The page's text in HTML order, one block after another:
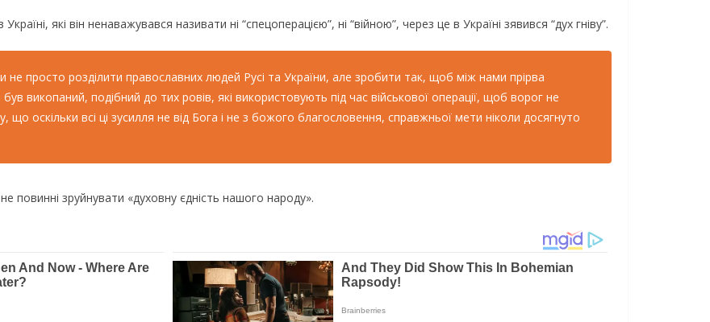
які він ненаважувався називати ні “спецоперацією”, ні “війною”, через це в Україні зявився “дух гніву”.
просто розділити православних людей Русі та України, але зробити так, щоб між нами прірва
викопаний, подібний до тих ровів, які використовують під час військової операції, щоб ворог не
оскільки всі ці зусилля не від Бога і не з божого благословення, справжньої мети ніколи досягнуто
повинні зруйнувати «духовну єдність нашого народу».